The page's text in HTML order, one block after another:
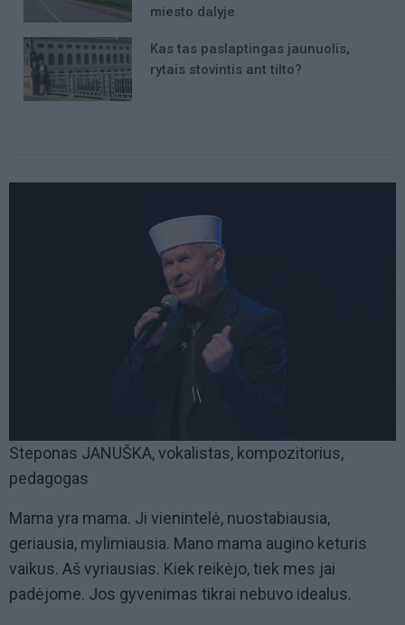
miesto dalyje
Kas tas paslaptingas jaunuolis,
rytais stovintis ant tilto?
Steponas JANUŠKA, vokalistas, kompozitorius,
pedagogas
Mama yra mama. Ji vienintelė, nuostabiausia,
geriausia, mylimiausia. Mano mama augino keturis
vaikus. Aš vyriausias. Kiek reikėjo, tiek mes jai
padėjome. Jos gyvenimas tikrai nebuvo idealus.